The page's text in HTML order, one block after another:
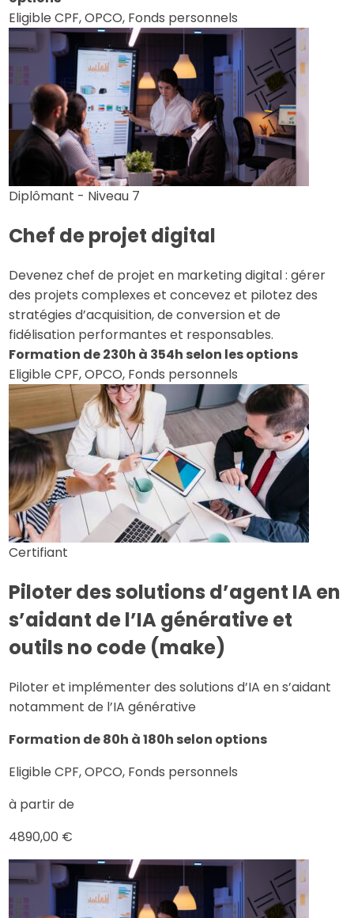
Eligible CPF, OPCO, Fonds personnels
Diplômant - Niveau 7
Chef de projet digital
Devenez chef de projet en marketing digital : gérer
des projets complexes et concevez et pilotez des
stratégies d’acquisition, de conversion et de
fidélisation performantes et responsables.
Formation de 230h à 354h selon les options
Eligible CPF, OPCO, Fonds personnels
Certifiant
Piloter des solutions d’agent IA en
s’aidant de l’IA générative et
outils no code (make)
Piloter et implémenter des solutions d’IA en s’aidant
notamment de l’IA générative
Formation de 80h à 180h selon options
Eligible CPF, OPCO, Fonds personnels
à partir de
4890,00 €